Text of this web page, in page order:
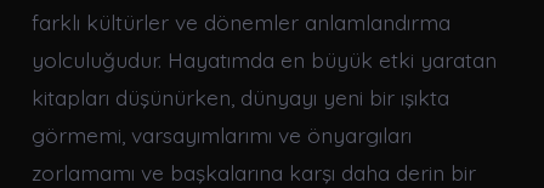
farklı kültürler ve dönemler anlamlandırma
yolculuğudur. Hayatımda en büyük etki yaratan
kitapları düşünürken, dünyayı yeni bir ışıkta
görmemi, varsayımlarımı ve önyargıları
zorlamamı ve başkalarına karşı daha derin bir